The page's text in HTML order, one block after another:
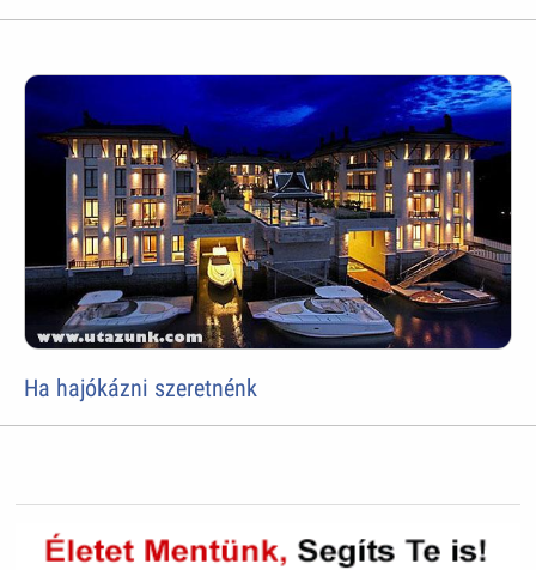
Ha hajókázni szeretnénk